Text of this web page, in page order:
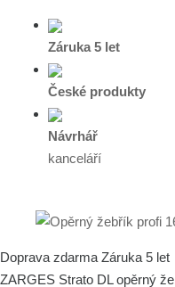
Záruka 5 let
České produkty
Návrhář
kanceláří
Doprava zdarma Záruka 5 let
ZARGES Strato DL opěrný